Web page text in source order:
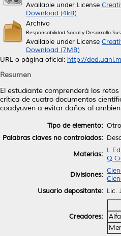
Available under License
Download (4kB)
Archivo
Responsabilidad Social y Desarrollo
Available under License
Download (7MB)
URL o página oficial: http://
Resumen
El estudiante comprenderá los
crítica de cuatro documentos
coadyuven a evitar daños al
Tipo de elemento: Otro
Palabras claves no controlados:
Materias: L
Q
Divisiones:
Usuario depositante: Lic.
Creadores: